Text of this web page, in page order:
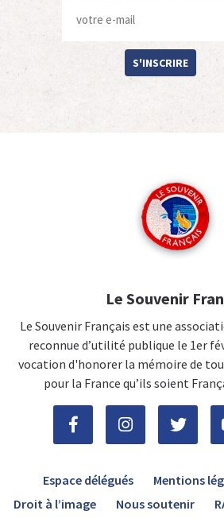
S'INSCRIRE
Le Souvenir
Le Souvenir Français est une
reconnue d’utilité publique le 1er
vocation d'honorer la mémoire de
pour la France qu’ils soient
Espace délégués Mentions
Droit à l’image
Nous soutenir